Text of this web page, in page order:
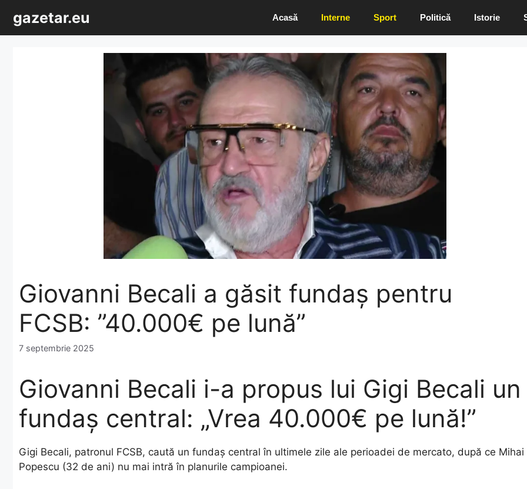
conținut
gazetar.eu Acasă Interne Sport Politică Istorie
Giovanni Becali a găsit fundaș pentru
FCSB: ”40.000€ pe lună”
7 septembrie 2025
Giovanni Becali i-a propus lui Gigi Becali un
fundaș central: „Vrea 40.000€ pe lună!”
Gigi Becali, patronul FCSB, caută un fundaș central în ultimele zile ale perioadei de mercato, după ce Mihai
Popescu (32 de ani) nu mai intră în planurile campioanei.